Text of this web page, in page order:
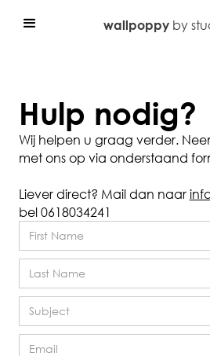
wallpoppyby
Hulp nodig?
Wij helpen u graag verder.
met ons op via onderstaand
Liever direct? Mail dan naar
bel0618034241